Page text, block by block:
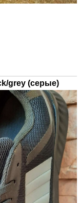
grey (серые)